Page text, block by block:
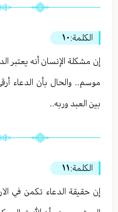
الكلمة:١٠
إن مشكلة الإنسان أنه يعتبر
موسم.. والحال بأن الدعاء
بين العبد وربه..
الكلمة:١١
إن حقيقة الدعاء تكمن في